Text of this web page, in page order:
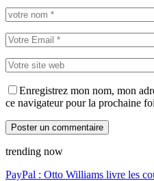
Enregistrez mon nom, mon
ce navigateur pour la prochaine
trending now
PayPal : Otto Williams livre les